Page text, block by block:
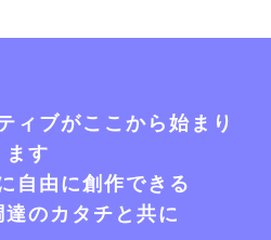
ィブがここから始まり
ます
自由に創作できる
のカタチと共に